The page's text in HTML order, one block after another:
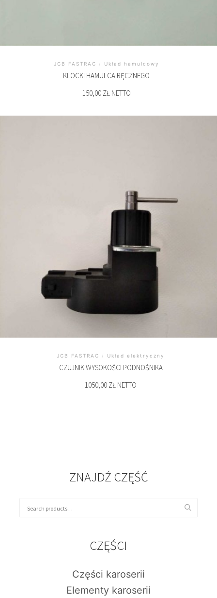
JCB FASTRAC / Układ hamulcowy
KLOCKI HAMULCA RĘCZNEGO
150,00 ZŁ NETTO
JCB FASTRAC / Układ elektryczny
CZUJNIK WYSOKOŚCI PODNOŚNIKA
1050,00 ZŁ NETTO
ZNAJDŹ CZĘŚĆ
CZĘŚCI
Części karoserii
Elementy karoserii